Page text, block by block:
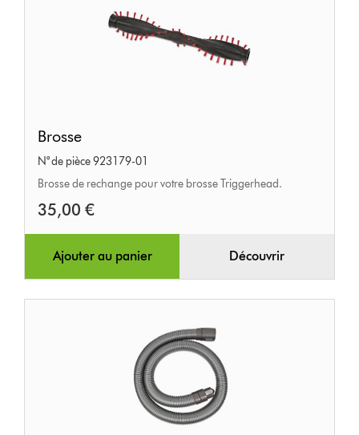
Brosse
N° de pièce 923179-01
Brosse de rechange pour votre brosse Triggerhead.
35,00 €
Ajouter au panier Découvrir